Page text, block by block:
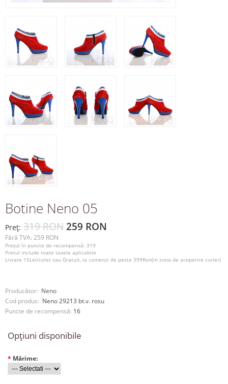
Botine Neno 05
Preţ: 319 RON259 RON
Fără TVA: 259 RON
Preţul în puncte de recompensă: 319
Pretul include toate taxele aplicabile
Livrare 15Lei/colet sau Gratuit, la comenzi de peste 399Ron(in zona de acoperire curier)
Producător: Neno
Cod produs: Neno 29213 bt.v. rosu
Puncte de recompensă: 16
Opţiuni disponibile
* Mărime: